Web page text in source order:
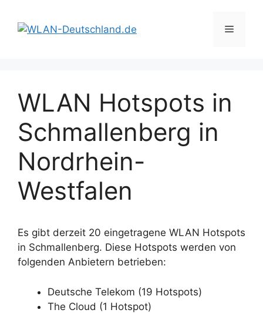
Inhalt
springen
Menü
WLAN Hotspots in
Schmallenberg in
Nordrhein-
Westfalen
Es gibt derzeit 20 eingetragene WLAN Hotspots
in Schmallenberg. Diese Hotspots werden von
folgenden Anbietern betrieben:
Deutsche Telekom (19 Hotspots)
The Cloud (1 Hotspot)